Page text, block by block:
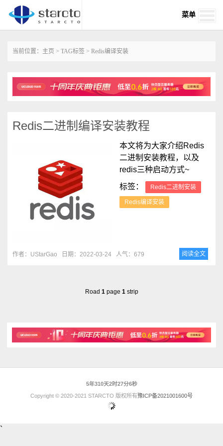
菜单
当前位置： 主页 > TAG标签 > Redis编译安装
Redis二进制编译安装教程
本文将为大家介绍Redis
二进制安装教程，以及
redis三种启动方式~
标签：
Redis二进制安装
Redis编译安装
作者：UStarGao 日期：2022-03-24 人气：679 阅读全文
Road 1page 1strip
5年310天2时27分6秒
Copyright © 2020-2021 STARCTO 版权所有豫ICP备2021001600号
`